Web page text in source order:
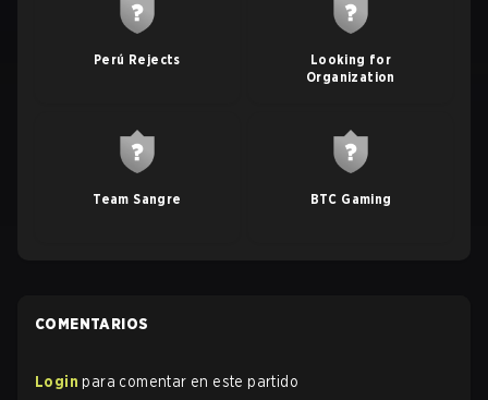
Perú Rejects
Looking for
Organization
Team Sangre BTC Gaming
COMENTARIOS
Login para comentar en este partido